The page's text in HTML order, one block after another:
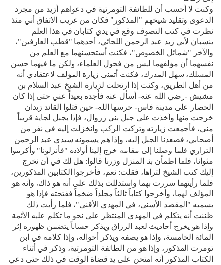
وكنت لا أحسب أن للطائفة التومرتية في دعواهم أزيد من مجرد
الدعوى وتقليد شيخهم "المذكور" فكان من غريب الاتفاق أني منذ
نظرت في كتب التصوف وقع في يدي كتابان في هذا العلم
ينسبان لأبي زيد عبد الرحمن اللجائي، أحدهما "قطب العارفين"،
والآخر "شمائل الخصوص"، فكنت أستحسنهما مع العلم من
نفسهما أن مؤلفهما ليس من فحول العلماء، ولكن ما فيهما حسن
المسلك، سهل المدرك، فكنت أتمنى زيارة المؤلف لاعتقادي أنه
من أهل الطريق، وكنت إذا ارتحلت لزيارة الشيخ عبد السلام بن
مشيش -رضي الله عنه- أسأل عنه فأجده بعيداً عني حتى إذا كان
الحصار على مدينة فاس- حرسها الله- حين قتلوا القائد زيدان
خرجت منها وأخذت على جبل بني زروال، فإذا بجبل لجاية قريباً
مني، فأجمعت زيارته وتركت الركب وانخزلت إليه في نفر من
أصحابي، فصعدنا الجبل إليه، وإذا هم يسمونه سيدي عبد الرحمن
التراري فلما وصلنا إلى مقامه خرج إلينا أولاده "فأنزلونا" وأكرموا
مثوانا، فلما اطمأن بنا المنزل وزرنا قالوا: هل لك في أن نخرج
إليك كتب الشيخ لتراها، فقلت: نعم، فأخرجوا الكتابين المذكورين،
فلما رأيتهما سررت بهما واستدللت بذلك على أنه هو ذاك، وأنه هو
المؤلف لهما، وأخرجوا كتاباً ثالثاً مجلداً ضخماً ففتحته فإذا هو
يسميه "المقصد الأسنى، في المهدي الأقنى"، فلما رأيت ذلك
ظننت أنه يتكلم في المهدي المنتظر على نحو ما تكلم عليه الأئمة
وإذا هو يخرج أحاديث لعبد الرزاق ويذكر حساباً يتضمن ظهوره إثر
المائة الخامسة، وإذا هو يصفه ويذكر أحواله، وإذا كلامه في ابن
تومرت المذكور، وإذا هو من الطائفة التومرتية، وذكر في أثناء
الكتاب المذكور أنه امتحن على يد قضاة الوقت في ذلك حتى دعي